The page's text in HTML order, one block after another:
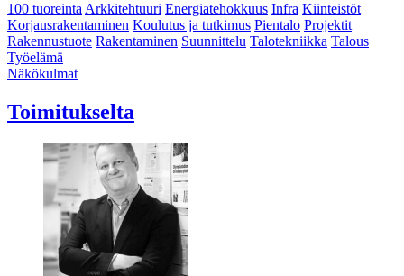
100 tuoreintaArkkitehtuuri Energiatehokkuus Infra Kiinteistöt
Korjausrakentaminen Koulutus ja tutkimus Pientalo Projektit
Rakennustuote Rakentaminen Suunnittelu Talotekniikka Talous
Työelämä
Näkökulmat
Toimitukselta